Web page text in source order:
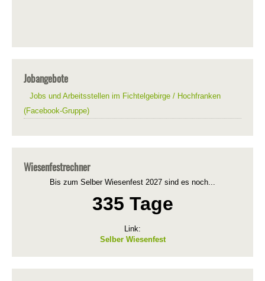
Jobangebote
Jobs und Arbeitsstellen im Fichtelgebirge / Hochfranken
(Facebook-Gruppe)
Wiesenfestrechner
Bis zum Selber Wiesenfest 2027 sind es noch...
335 Tage
Link:
Selber Wiesenfest